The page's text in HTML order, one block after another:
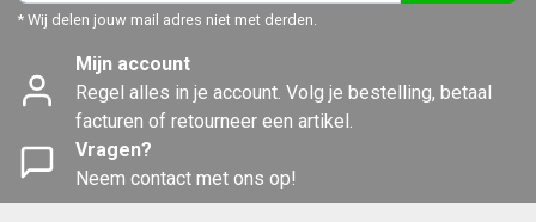
* Wij delen jouw mail adres niet met derden.
Mijn account
Regel alles in je account. Volg je bestelling, betaal
facturen of retourneer een artikel.
Vragen?
Neem contact met ons op!